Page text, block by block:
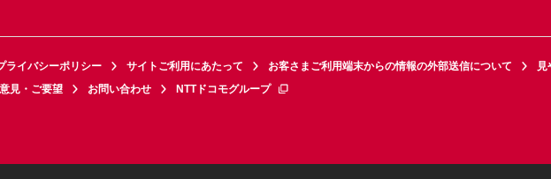
ライバシーポリシー サイトご利用にあたって お客さまご利用端末からの情報の外部送信について
見
見・ご要望 お問い合わせ NTTドコモグループ